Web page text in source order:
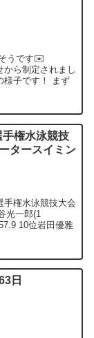
うです✉️
から制定されまし
様子です！ まず
権水泳競技
タースイミン
権水泳競技大会
光一郎(1
10位岩田優雅
日